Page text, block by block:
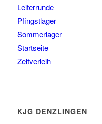
Leiterrunde
Pfingstlager
Sommerlager
Startseite
Zeltverleih
KJG DENZLINGEN